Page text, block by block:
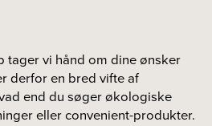
tager vi hånd om dine ønsker
derfor en bred vifte af
end du søger økologiske
eller convenient-produkter.